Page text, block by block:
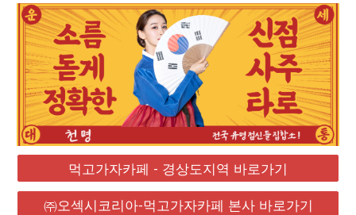
먹고가자카페 - 경상도지역 바로가기
㈜오섹시코리아-먹고가자카페 본사 바로가기